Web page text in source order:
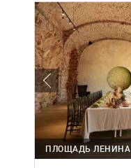
ПЛОЩАДЬ ЛЕНИНА